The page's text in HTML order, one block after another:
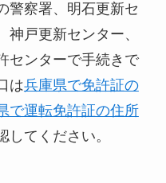
警察署、明石更新セ
戸更新センター、
センターで手続きで
は兵庫県で免許証の
で運転免許証の住所
してください。